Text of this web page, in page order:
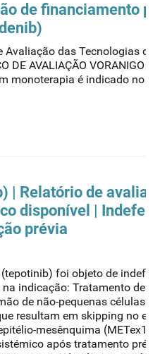
de financiamento
Avaliação das Tecnologias de
DE AVALIAÇÃO VORANIGO
monoterapia é indicado no
| Relatório de
disponível |
prévia
foi objeto de
indicação: Tratamento de
de não-pequenas células
resultam em skipping no
mesênquima
após tratamento